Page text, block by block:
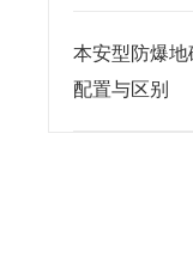
本安型防爆
配置与区别